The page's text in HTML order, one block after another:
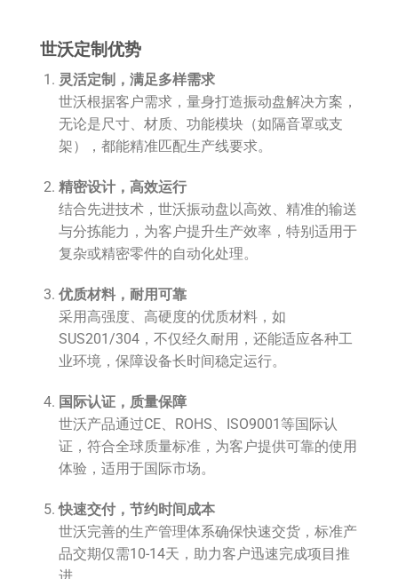
世沃定制优势
灵活定制，满足多样需求
世沃根据客户需求，量身打造振动盘解决方案，
无论是尺寸、材质、功能模块（如隔音罩或支
架），都能精准匹配生产线要求。
精密设计，高效运行
结合先进技术，世沃振动盘以高效、精准的输送
与分拣能力，为客户提升生产效率，特别适用于
复杂或精密零件的自动化处理。
优质材料，耐用可靠
采用高强度、高硬度的优质材料，如
SUS201/304，不仅经久耐用，还能适应各种工
业环境，保障设备长时间稳定运行。
国际认证，质量保障
世沃产品通过CE、ROHS、ISO9001等国际认
证，符合全球质量标准，为客户提供可靠的使用
体验，适用于国际市场。
快速交付，节约时间成本
世沃完善的生产管理体系确保快速交货，标准产
品交期仅需10-14天，助力客户迅速完成项目推
进。